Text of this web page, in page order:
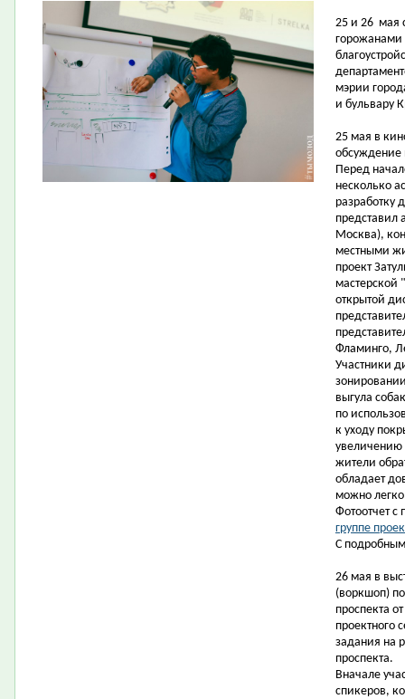
25 и 26 мая
горожанами
мэрии
и бульвару
25 мая в
обсуждение
Перед
несколько
разработку
представил
Москва),
местными
проект
мастерской
открытой
Фламинго,
Участники
выгула
по
к уходу
увеличению
жители
обладает
можно
Фотоотчет
группе
С
26 мая в
(воркшоп)
проспекта
проектного
задания на
проспекта.
Вначале
спикеров,